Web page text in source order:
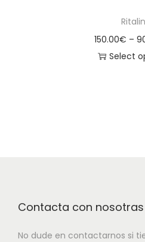
Ritalin
150.00€ –
Select
Contacta con nosotras
No dude en contactarnos si